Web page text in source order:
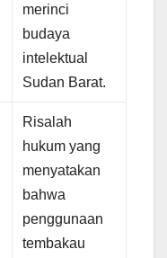
merinci
budaya
intelektual
Sudan Barat.
Risalah
hukum yang
menyatakan
bahwa
penggunaan
tembakau